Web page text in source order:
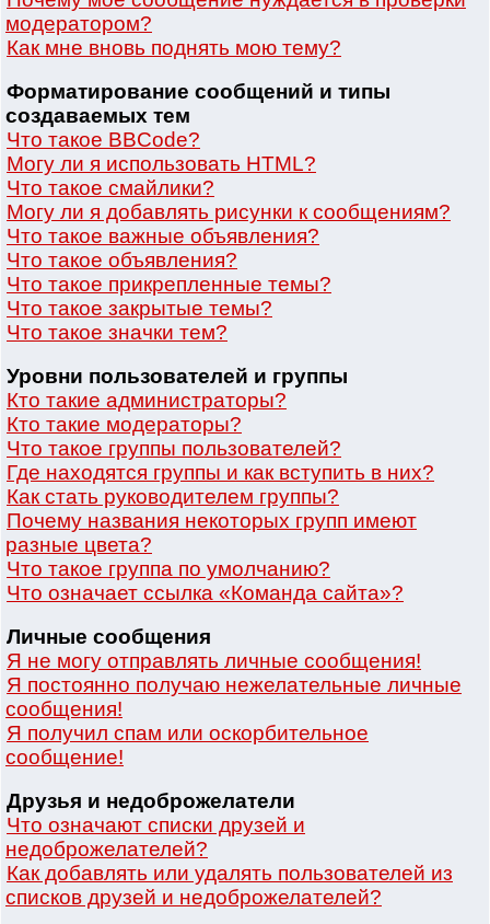
модератором?
Как мне вновь поднять мою тему?
Форматирование сообщений и типы
создаваемых тем
Что такое BBCode?
Могу ли я использовать HTML?
Что такое смайлики?
Могу ли я добавлять рисунки к сообщениям?
Что такое важные объявления?
Что такое объявления?
Что такое прикрепленные темы?
Что такое закрытые темы?
Что такое значки тем?
Уровни пользователей и группы
Кто такие администраторы?
Кто такие модераторы?
Что такое группы пользователей?
Где находятся группы и как вступить в них?
Как стать руководителем группы?
Почему названия некоторых групп имеют
разные цвета?
Что такое группа по умолчанию?
Что означает ссылка «Команда сайта»?
Личные сообщения
Я не могу отправлять личные сообщения!
Я постоянно получаю нежелательные личные
сообщения!
Я получил спам или оскорбительное
сообщение!
Друзья и недоброжелатели
Что означают списки друзей и
недоброжелателей?
Как добавлять или удалять пользователей из
списков друзей и недоброжелателей?